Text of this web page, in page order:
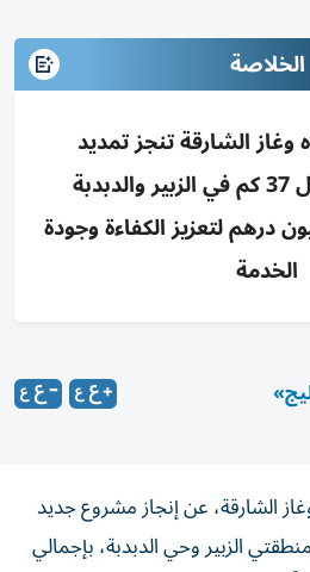
الخلاصة
وغاز الشارقة تنجز تمديد
شبكات مياه بطول 37 كم في الزبير والدبدبة
تتجاوز 25 مليون درهم لتعزيز الكفاءة وجودة
الخدمة
الشارقة، عن إنجاز مشروع جديد
الزبير وحي الدبدبة، بإجمالي